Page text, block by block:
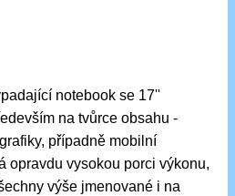
notebook se 17''
na tvůrce obsahu -
případně mobilní
opravdu vysokou porci výkonu,
výše jmenované i na